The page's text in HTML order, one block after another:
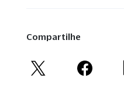
Compartilhe